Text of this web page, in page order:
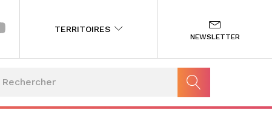
TERRITOIRES
NEWSLETTER